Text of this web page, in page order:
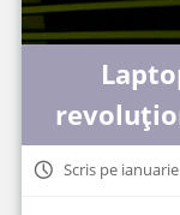
Scris pe